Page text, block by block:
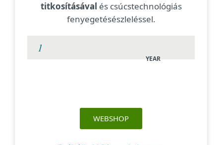
titkosításával és csúcstechnológiás
fenyegetésészleléssel.
YEAR
WEBSHOP